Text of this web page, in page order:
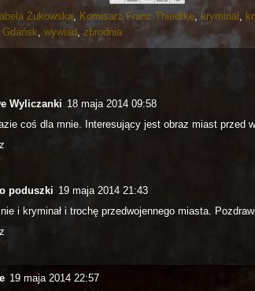
Żukowska, Komisarz Franz Thiedtke, kryminał,
, wywiad , zbrodnia
Wyliczanki 18 maja 2014 09:58
coś dla mnie. Interesujący jest obraz miast przed
poduszki 19 maja 2014 21:43
i kryminał i trochę przedwojennego miasta.
19 maja 2014 22:57